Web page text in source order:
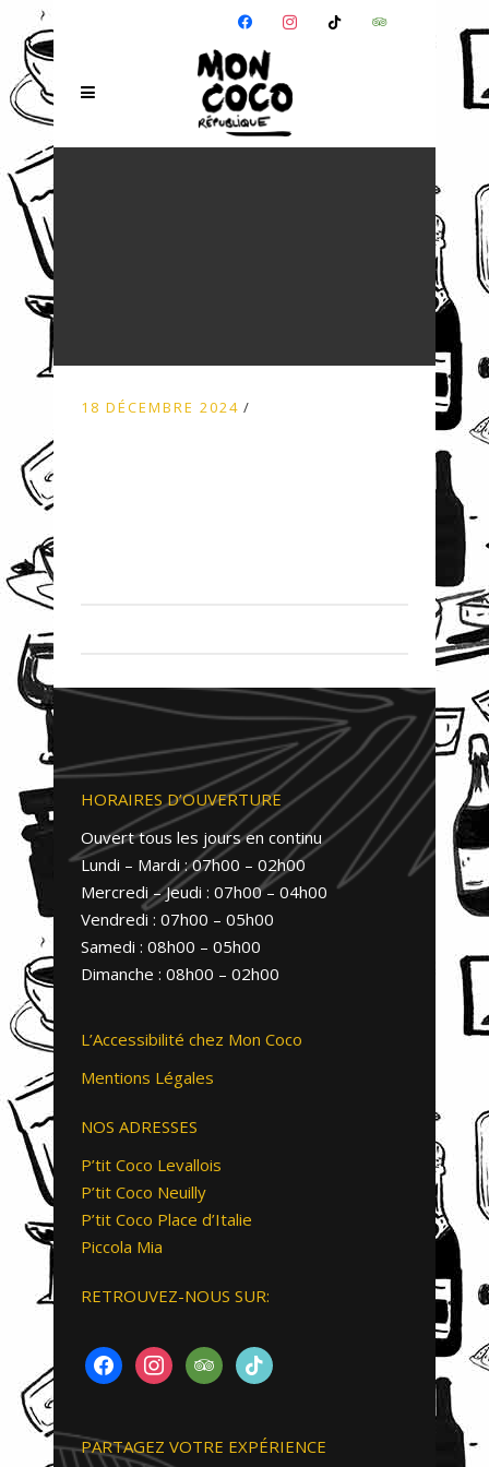
FACEBOOKINSTAGRAM
TIKTOKTRIPADVISOR
18 DÉCEMBRE 2024
HORAIRES D’OUVERTURE
Ouvert tous les jours en continu
Lundi – Mardi : 07h00 – 02h00
Mercredi – Jeudi : 07h00 – 04h00
Vendredi : 07h00 – 05h00
Samedi : 08h00 – 05h00
Dimanche : 08h00 – 02h00
L’Accessibilité chez Mon Coco
Mentions Légales
NOS ADRESSES
P’tit Coco Levallois
P’tit Coco Neuilly
P’tit Coco Place d’Italie
Piccola Mia
RETROUVEZ-NOUS SUR:
FACEBOOKINSTAGRAMTRIPADVISOR
TIKTOK
PARTAGEZ VOTRE EXPÉRIENCE